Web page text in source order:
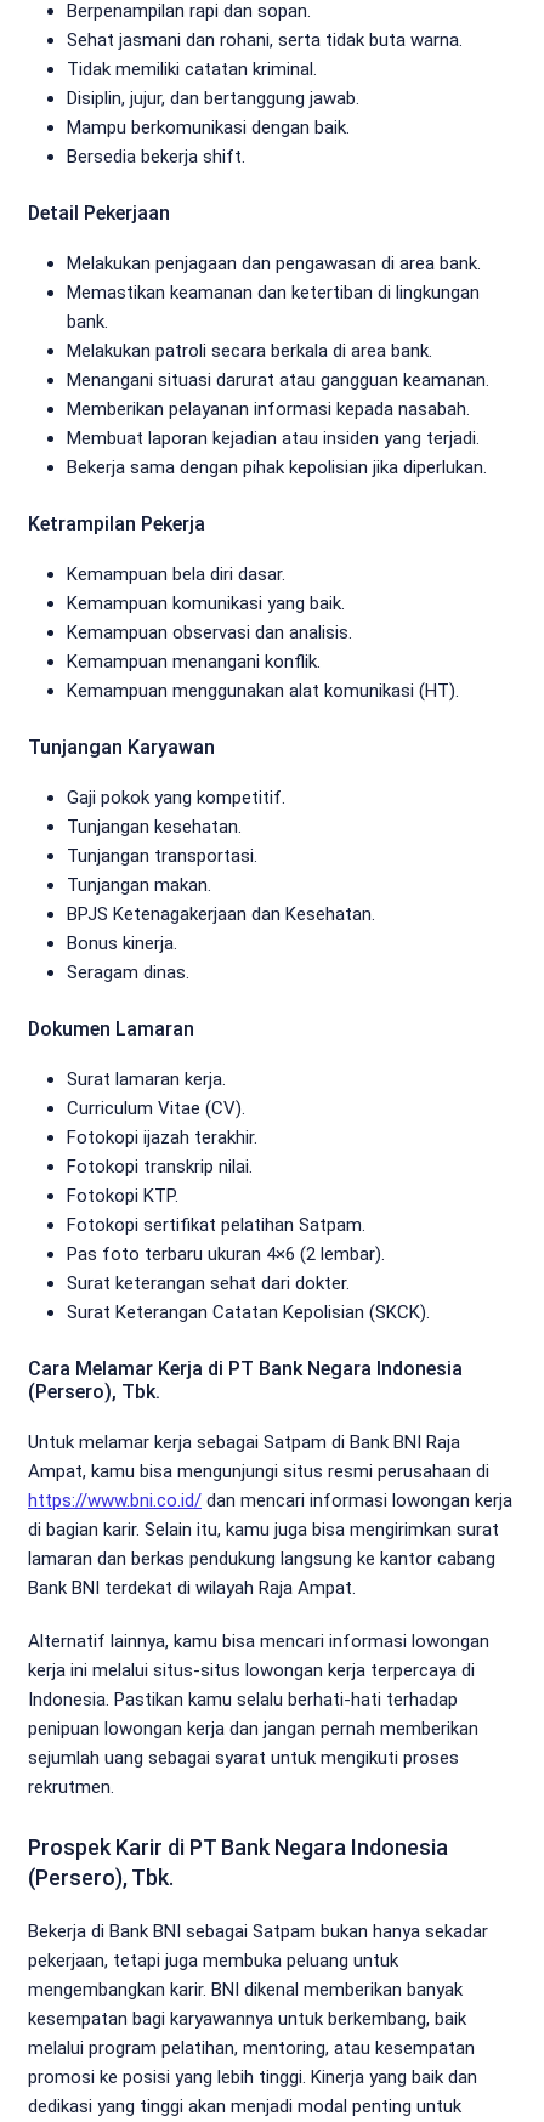
Berpenampilan rapi dan sopan.
Sehat jasmani dan rohani, serta tidak buta warna.
Tidak memiliki catatan kriminal.
Disiplin, jujur, dan bertanggung jawab.
Mampu berkomunikasi dengan baik.
Bersedia bekerja shift.
Detail Pekerjaan
Melakukan penjagaan dan pengawasan di area bank.
Memastikan keamanan dan ketertiban di lingkungan
bank.
Melakukan patroli secara berkala di area bank.
Menangani situasi darurat atau gangguan keamanan.
Memberikan pelayanan informasi kepada nasabah.
Membuat laporan kejadian atau insiden yang terjadi.
Bekerja sama dengan pihak kepolisian jika diperlukan.
Ketrampilan Pekerja
Kemampuan bela diri dasar.
Kemampuan komunikasi yang baik.
Kemampuan observasi dan analisis.
Kemampuan menangani konflik.
Kemampuan menggunakan alat komunikasi (HT).
Tunjangan Karyawan
Gaji pokok yang kompetitif.
Tunjangan kesehatan.
Tunjangan transportasi.
Tunjangan makan.
BPJS Ketenagakerjaan dan Kesehatan.
Bonus kinerja.
Seragam dinas.
Dokumen Lamaran
Surat lamaran kerja.
Curriculum Vitae (CV).
Fotokopi ijazah terakhir.
Fotokopi transkrip nilai.
Fotokopi KTP.
Fotokopi sertifikat pelatihan Satpam.
Pas foto terbaru ukuran 4×6 (2 lembar).
Surat keterangan sehat dari dokter.
Surat Keterangan Catatan Kepolisian (SKCK).
Cara Melamar Kerja di PT Bank Negara Indonesia
(Persero), Tbk.
Untuk melamar kerja sebagai Satpam di Bank BNI Raja
Ampat, kamu bisa mengunjungi situs resmi perusahaan di
https://www.bni.co.id/ dan mencari informasi lowongan kerja
di bagian karir. Selain itu, kamu juga bisa mengirimkan surat
lamaran dan berkas pendukung langsung ke kantor cabang
Bank BNI terdekat di wilayah Raja Ampat.
Alternatif lainnya, kamu bisa mencari informasi lowongan
kerja ini melalui situs-situs lowongan kerja terpercaya di
Indonesia. Pastikan kamu selalu berhati-hati terhadap
penipuan lowongan kerja dan jangan pernah memberikan
sejumlah uang sebagai syarat untuk mengikuti proses
rekrutmen.
Prospek Karir di PT Bank Negara Indonesia
(Persero), Tbk.
Bekerja di Bank BNI sebagai Satpam bukan hanya sekadar
pekerjaan, tetapi juga membuka peluang untuk
mengembangkan karir. BNI dikenal memberikan banyak
kesempatan bagi karyawannya untuk berkembang, baik
melalui program pelatihan, mentoring, atau kesempatan
promosi ke posisi yang lebih tinggi. Kinerja yang baik dan
dedikasi yang tinggi akan menjadi modal penting untuk